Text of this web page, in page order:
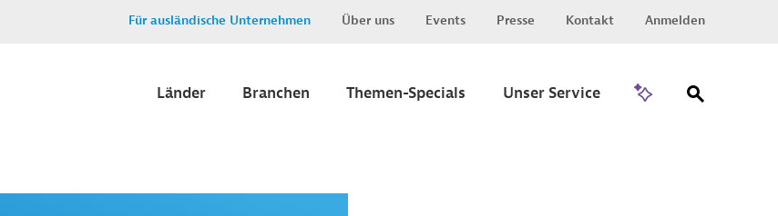
Für ausländische Unternehmen Über uns Events Presse Kontakt Anmelden
Länder Branchen Themen-Specials Unser Service